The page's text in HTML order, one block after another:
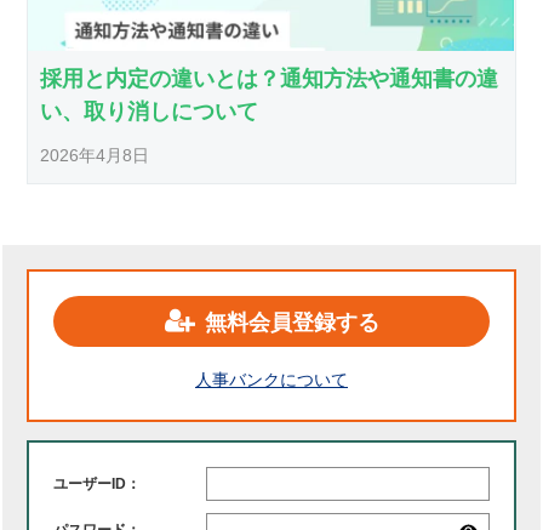
採用と内定の違いとは？通知方法や通知書の違
い、取り消しについて
2026年4月8日
無料会員登録する
人事バンクについて
ユーザーID：